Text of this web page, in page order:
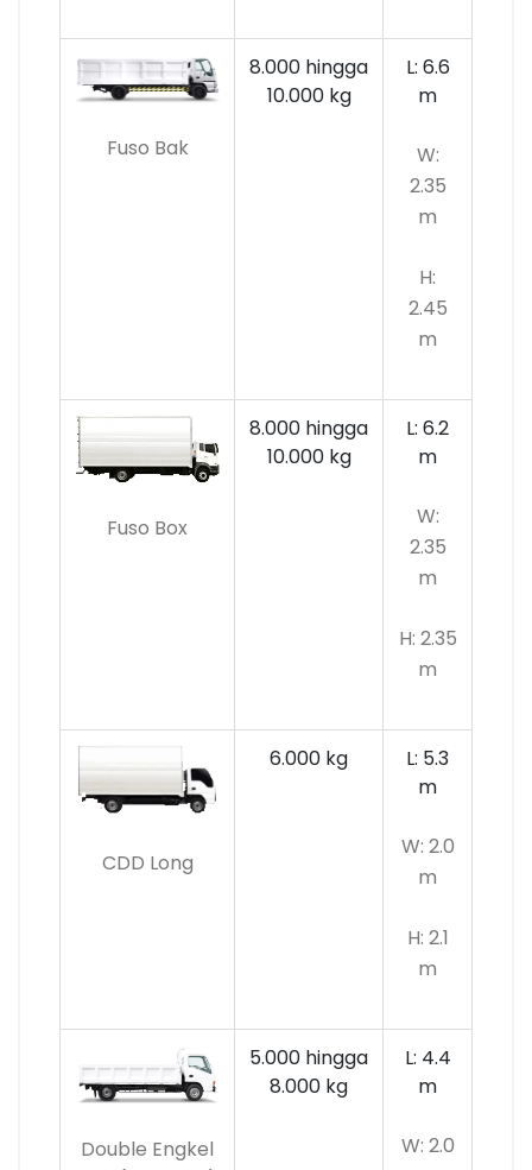
Fuso Bak
8.000 hingga
10.000kg
L: 6.6
m
W:
2.35
m
H:
2.45
m
Fuso Box
8.000 hingga
10.000 kg
L: 6.2
m
W:
2.35
m
H: 2.35
m
CDD Long
6.000 kg
L: 5.3
m
W: 2.0
m
H: 2.1
m
Double Engkel
5.000 hingga
8.000 kg
L: 4.4
m
W: 2.0